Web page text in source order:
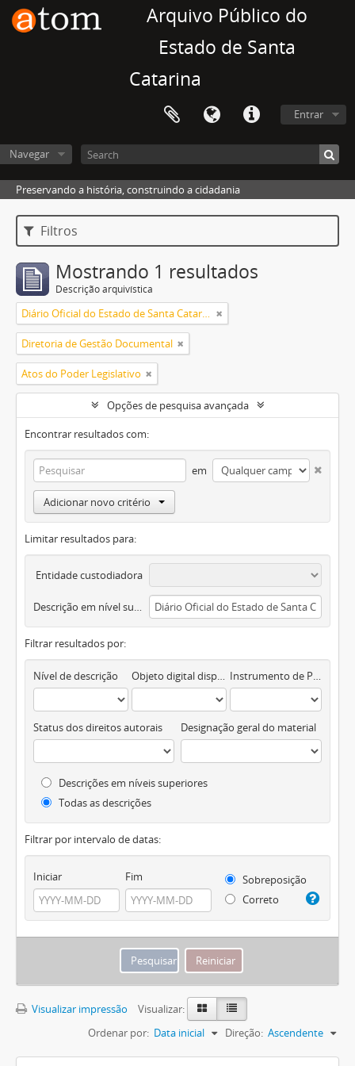
Arquivo Público do
Estado de Santa
Catarina
Entrar
Navegar
Preservando a história, construindo a cidadania
Filtros
Mostrando 1 resultados
Descrição arquivística
Diário Oficial do Estado de Santa Catarina
Diretoria de Gestão Documental
Atos do Poder Legislativo
Opções de pesquisa avançada
Encontrar resultados com:
em
Adicionar novo critério
Limitar resultados para:
Entidade custodiadora
Descrição em nível superior
Filtrar resultados por:
Nível de descrição Objeto digital disponível Instrumento de Pesquisa
Status dos direitos autorais Designação geral do material
Descrições em níveis superiores
Todas as descrições
Filtrar por intervalo de datas:
Iniciar Fim
Sobreposição
Correto
Visualizar impressão
Visualizar:
Ordenar por: Data inicial Direção: Ascendente